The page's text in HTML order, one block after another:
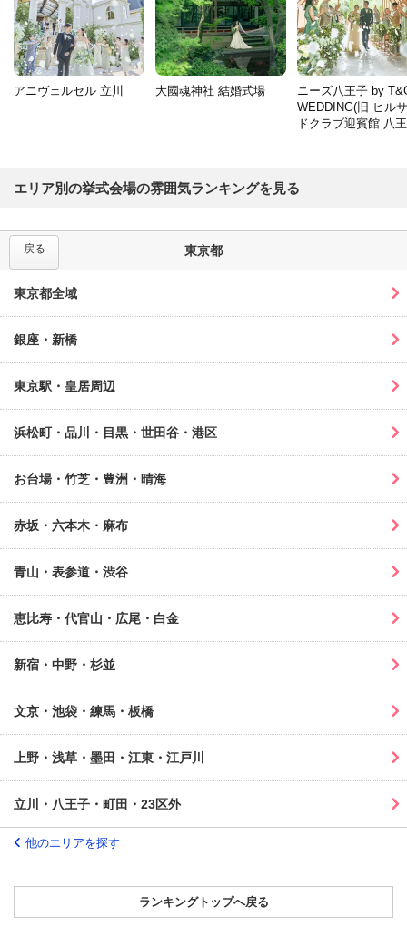
アニヴェルセル 立川 大國魂神社 結婚式場
ニーズ八王子 by
WEDDING(旧 ヒル
ドクラブ迎賓館 八
エリア別の挙式会場の雰囲気ランキングを見る
東京都
戻る
東京都全域
銀座・新橋
東京駅・皇居周辺
浜松町・品川・目黒・世田谷・港区
お台場・竹芝・豊洲・晴海
赤坂・六本木・麻布
青山・表参道・渋谷
恵比寿・代官山・広尾・白金
新宿・中野・杉並
文京・池袋・練馬・板橋
上野・浅草・墨田・江東・江戸川
立川・八王子・町田・23区外
他のエリアを探す
ランキングトップへ戻る